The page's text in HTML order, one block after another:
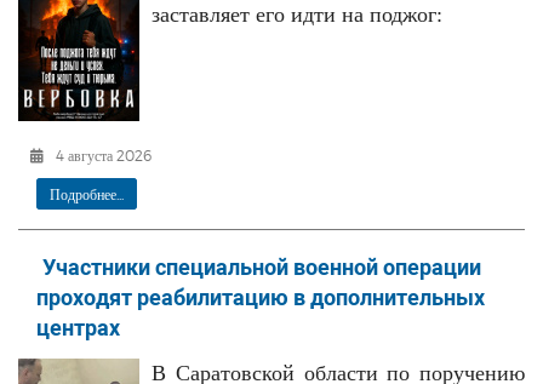
заставляет его идти на поджог:
4 августа 2026
Подробнее...
Участники специальной военной операции
проходят реабилитацию в дополнительных
центрах
В Саратовской области по поручению